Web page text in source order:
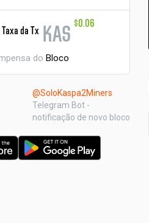
Taxa da Tx KAS
$0.06
do Bloco
@SoloKaspa2Miners
Telegram Bot -
notificação de novo bloco